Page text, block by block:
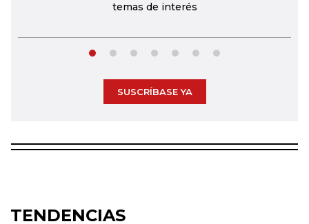
temas de interés
SUSCRÍBASE YA
TENDENCIAS